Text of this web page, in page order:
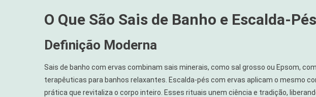
O Que São Sais de Banho e Escalda-
Definição Moderna
Sais de banho com ervas combinam sais minerais, como sal grosso ou Epsom,
terapêuticas para banhos relaxantes. Escalda-pés com ervas aplicam o mesmo
prática que revitaliza o corpo inteiro. Esses rituais unem ciência e tradição,